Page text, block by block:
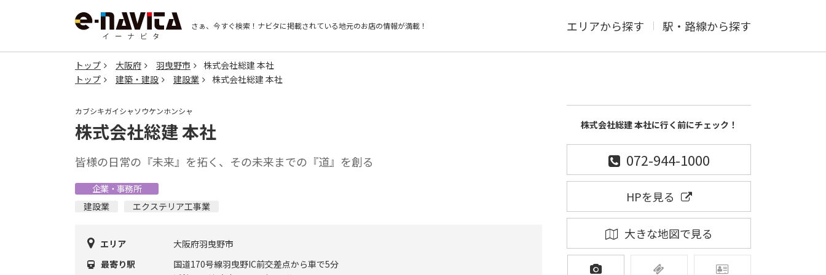
さぁ、今すぐ検索！ ナビタに掲載されている地元のお店の情報が満載！ エリアから探す 駅・路線から探す
トップ 大阪府 羽曳野市
株式会社総建 本社
トップ
建築・建設 建設業 株式会社総建 本社
カブシキガイシャソウケンホンシャ
株式会社総建 本社
皆様の日常の『未来』を拓く、その未来までの『道』を創る
企業・事務所
建設業
エクステリア工事業
エリア
大阪府羽曳野市
最寄り駅
国道170号線羽曳野IC前交差点から車で5分
株式会社総建 本社に行く前にチェック！
072-944-1000
HPを見る
大きな地図で見る